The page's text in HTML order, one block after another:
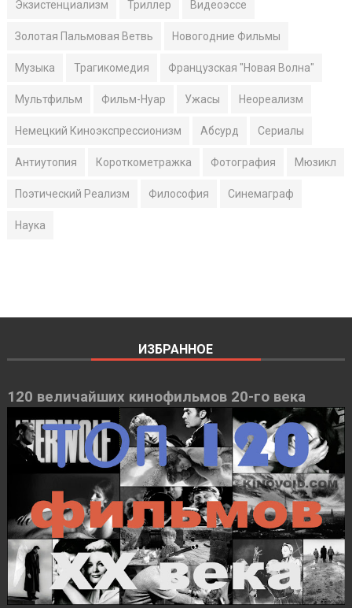
Экзистенциализм Триллер Видеоэссе
Золотая Пальмовая Ветвь Новогодние Фильмы
Музыка Трагикомедия Французская "Новая Волна"
Мультфильм Фильм-Нуар Ужасы Неореализм
Немецкий Киноэкспрессионизм Абсурд Сериалы
Антиутопия Короткометражка Фотография Мюзикл
Поэтический Реализм Философия Синемаграф
Наука
ИЗБРАННОЕ
120 величайших кинофильмов 20-го века